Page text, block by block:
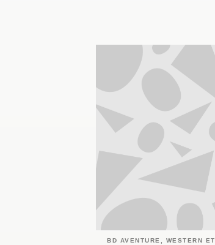
BD AVENTURE, WESTERN ET